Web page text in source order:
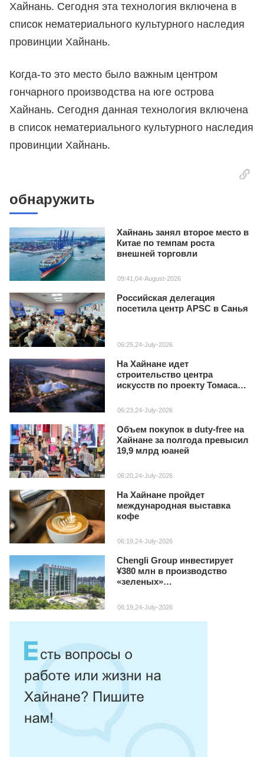
Хайнань. Сегодня эта технология включена в
список нематериального культурного наследия
провинции Хайнань.
Когда‑то это место было важным центром
гончарного производства на юге острова
Хайнань. Сегодня данная технология включена
в список нематериального культурного наследия
провинции Хайнань.
обнаружить
Хайнань занял второе место в
Китае по темпам роста
внешней торговли
09:41,04-August-2026
Российская делегация
посетила центр APSC в Санья
06:25,24-July-2026
На Хайнане идет
строительство центра
искусств по проекту Томаса
06:23,24-July-2026
Объем покупок в duty‑free на
Хайнане за полгода превысил
19,9 млрд юаней
06:20,24-July-2026
На Хайнане пройдет
международная выставка
кофе
06:19,24-July-2026
Chengli Group инвестирует
¥380 млн в производство
«зеленых»
Хайнане
06:19,24-July-2026